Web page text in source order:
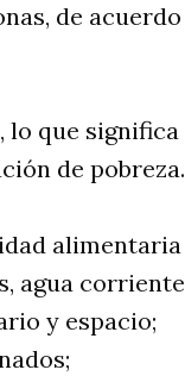
de acuerdo
lo que significa
de pobreza.
alimentaria
agua corriente
y espacio;